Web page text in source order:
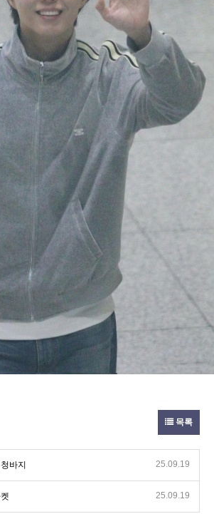
목록
바지 25.09.19
25.09.19